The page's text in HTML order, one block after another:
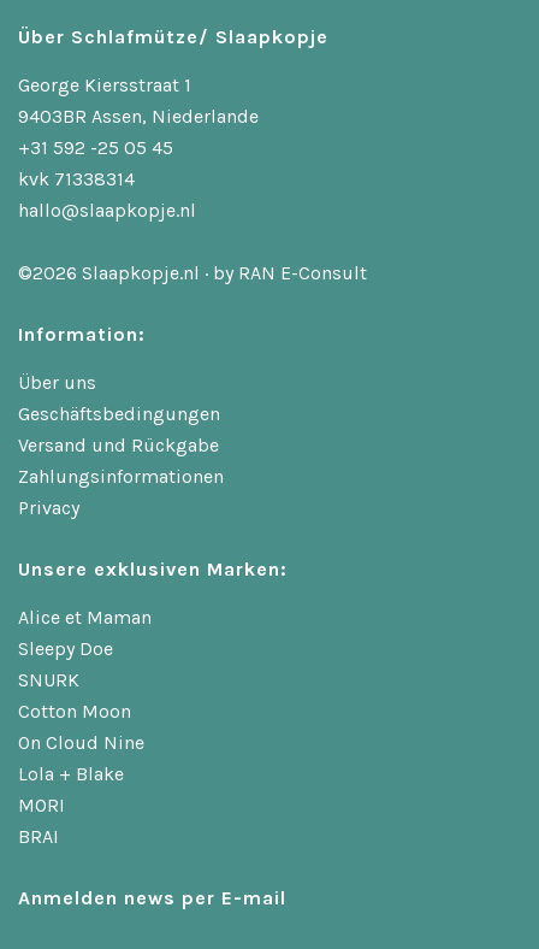
Über Schlafmütze/ Slaapkopje
George Kiersstraat 1
9403BR Assen, Niederlande
+31 592 -25 05 45
kvk 71338314
hallo@slaapkopje.nl
©2026 Slaapkopje.nl · by RAN E-Consult
Information:
Über uns
Geschäftsbedingungen
Versand und Rückgabe
Zahlungsinformationen
Privacy
Unsere exklusiven Marken:
Alice et Maman
Sleepy Doe
SNURK
Cotton Moon
On Cloud Nine
Lola + Blake
MORI
BRAI
Anmelden news per E-mail